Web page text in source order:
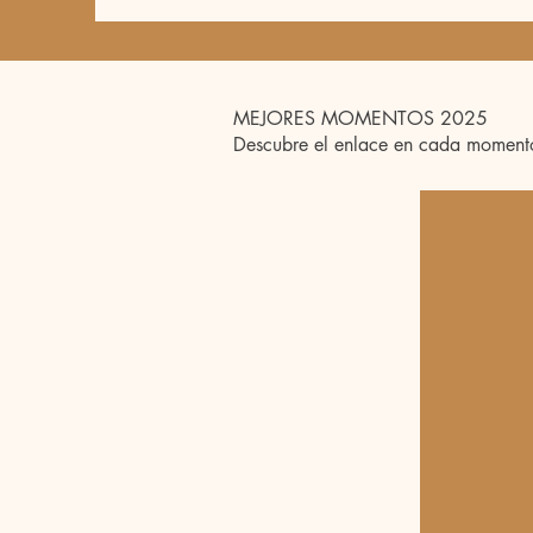
MEJORES MOMENTOS 2025
Descubre el enlace en cada